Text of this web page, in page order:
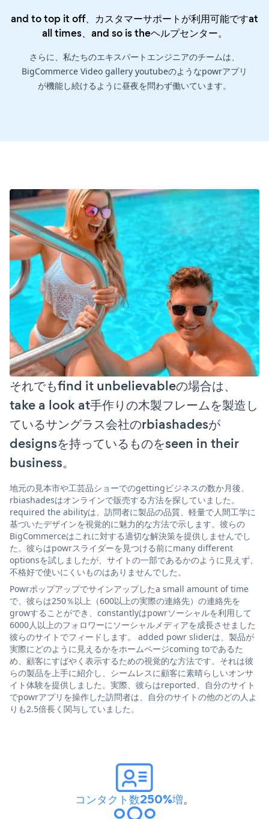
and to top it off、カスタマーサポートが利用可能ですat
all times、and so is theヘルプセンター。
さらに、私たちのエキスパートエンジニアのチームは、
BigCommerce Video gallery youtubeのようなpowrアプリ
が機能し続けるように昼夜を問わず働いています。
それでもfind it unbelievableの場合は、
take a look at手作りの木製フレームを製造し
ているサングラス会社のrbiashadesが
designsを持っているものをseen in their
business。
地元の見本市や工芸品ショーでのgettingビジネスの数か月後、
rbiashadesはオンラインで販売する方法を探していました。
required the abilityは、訪問者に製品の品質、軽量で人間工学に
基づいたデザインを視覚的に魅力的な方法で示します。彼らの
BigCommerceはこれに対する適切な解決策を提供しませんでし
た。彼らはpowrスライダーを見つける前にmany different
optionsを試しましたが、サイトの一部であるかのように見えず、
不格好で使いにくいものはありませんでした。
Powrポップアップでサインアップしたa small amount of time
で、彼らは250％以上（600以上の実際の連絡先）の連絡先を
growすることができ、constantlyはpowrソーシャルを利用して
6000人以上のフォロワーにソーシャルメディアを成長させました
彼らのサイトでフィードします。 added powr sliderは、製品が
実際にどのように見えるかをホームページcoming toであるた
め、顧客にすばやく表示するための視覚的な方法です。それは彼
らの製品を上手に紹介し、シームレスに顧客に素晴らしいオンサ
イト体験を提供しました。実際、彼らはreported、自分のサイト
でpowrアプリを操作した訪問者は、自分のサイトの他のどの人よ
りも2.5倍長く関与していました。
コンタクト数250%増。